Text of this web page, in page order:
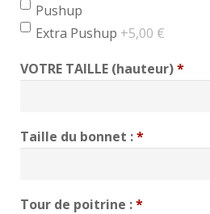
Pushup
Extra Pushup +5,00 €
VOTRE TAILLE (hauteur)*
Taille du bonnet :*
Tour de poitrine :*